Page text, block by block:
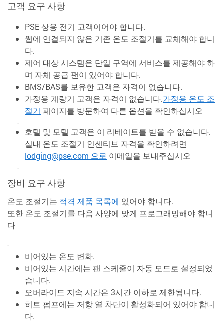
고객 요구 사항
PSE 상용 전기 고객이어야 합니다.
웹에 연결되지 않은 기존 온도 조절기를 교체해야 합니
다.
제어 대상 시스템은 단일 구역에 서비스를 제공해야 하
며 자체 공급 팬이 있어야 합니다.
BMS/BAS를 보유한 고객은 자격이 없습니다.
가정용 계량기 고객은 자격이 없습니다.가정용 온도 조
절기 페이지를 방문하여 다른 옵션을 확인하십시오
.
호텔 및 모텔 고객은 이 리베이트를 받을 수 없습니다.
실내 온도 조절기 인센티브 자격을 확인하려면
lodging@pse.com 으로 이메일을 보내주십시오
.
장비 요구 사항
온도 조절기는 적격 제품 목록에 있어야 합니다.
또한 온도 조절기를 다음 사양에 맞게 프로그래밍해야 합니
다
.
비어있는 온도 변화.
비어있는 시간에는 팬 스케줄이 자동 모드로 설정되었
습니다.
오버라이드 지속 시간은 3시간 이하로 제한됩니다.
히트 펌프에는 저항 열 차단이 활성화되어 있어야 합니
다.